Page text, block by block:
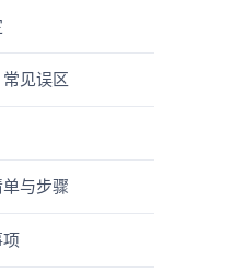
见误区
与步骤
项